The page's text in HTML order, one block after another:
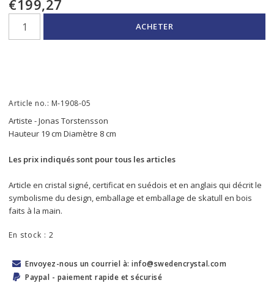
€199,27
ACHETER
Article no.: M-1908-05
Artiste - Jonas Torstensson
Hauteur 19 cm Diamètre 8 cm
Les prix indiqués sont pour tous les articles
Article en cristal signé, certificat en suédois et en anglais qui décrit le
symbolisme du design, emballage et emballage de skatull en bois
faits à la main.
En stock : 2
Envoyez-nous un courriel à: info@swedencrystal.com
Paypal - paiement rapide et sécurisé